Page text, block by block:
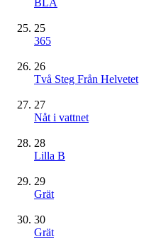
25
365
26
Två Steg Från Helvetet
27
Nåt i vattnet
28
Lilla B
29
Grät
30
Grät